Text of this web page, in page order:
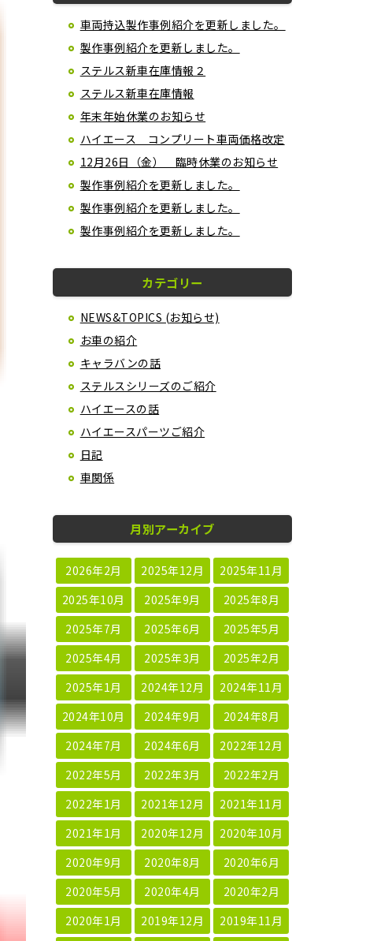
車両持込製作事例紹介を更新しました。
製作事例紹介を更新しました。
ステルス新車在庫情報２
ステルス新車在庫情報
年末年始休業のお知らせ
ハイエース コンプリート車両価格改定
12月26日（金） 臨時休業のお知らせ
製作事例紹介を更新しました。
製作事例紹介を更新しました。
製作事例紹介を更新しました。
カテゴリー
NEWS&TOPICS (お知らせ)
お車の紹介
キャラバンの話
ステルスシリーズのご紹介
ハイエースの話
ハイエースパーツご紹介
日記
車関係
月別アーカイブ
2026年2月 2025年12月
2025年11月
2025年10月
2025年9月
2025年8月
2025年7月
2025年6月
2025年5月
2025年4月
2025年3月
2025年2月
2025年1月
2024年12月
2024年11月
2024年10月
2024年9月
2024年8月
2024年7月
2024年6月
2022年12月
2022年5月
2022年3月
2022年2月
2022年1月
2021年12月
2021年11月
2021年1月
2020年12月
2020年10月
2020年9月
2020年8月
2020年6月
2020年5月
2020年4月
2020年2月
2020年1月
2019年12月
2019年11月